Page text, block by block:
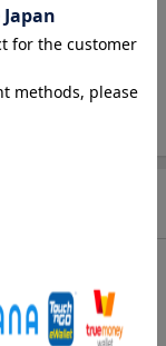
チャーズ
マーメイド、アラ
同居中の人間の